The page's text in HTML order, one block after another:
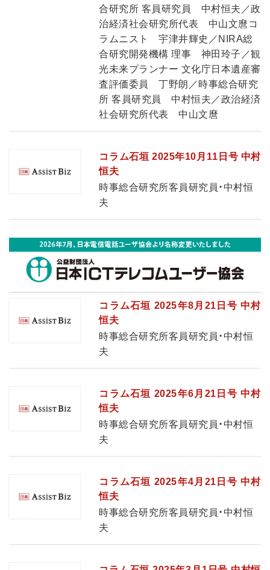
合研究所 客員研究員 中村恒夫／政
治経済社会研究所代表 中山文麿コ
ラムニスト 宇津井輝史／NIRA総
合研究開発機構 理事 神田玲子／観
光未来プランナー 文化庁日本遺産審
査評価委員 丁野朗／時事総合研究
所 客員研究員 中村恒夫／政治経済
社会研究所代表 中山文麿
コラム石垣 2025年10月11日号 中村
恒夫
時事総合研究所客員研究員・中村恒
夫
コラム石垣 2025年8月21日号 中村
恒夫
時事総合研究所客員研究員・中村恒
夫
コラム石垣 2025年6月21日号 中村
恒夫
時事総合研究所客員研究員・中村恒
夫
コラム石垣 2025年4月21日号 中村
恒夫
時事総合研究所客員研究員・中村恒
夫